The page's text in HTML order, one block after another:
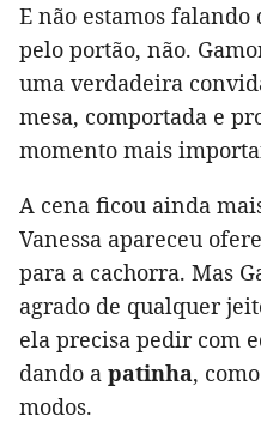
E não estamos
pelo portão, não.
uma verdadeira
mesa, comportada e
momento mais
A cena ficou ainda
Vanessa apareceu
para a cachorra. Mas
agrado de qualquer
ela precisa pedir com
dando a patinha,
modos.